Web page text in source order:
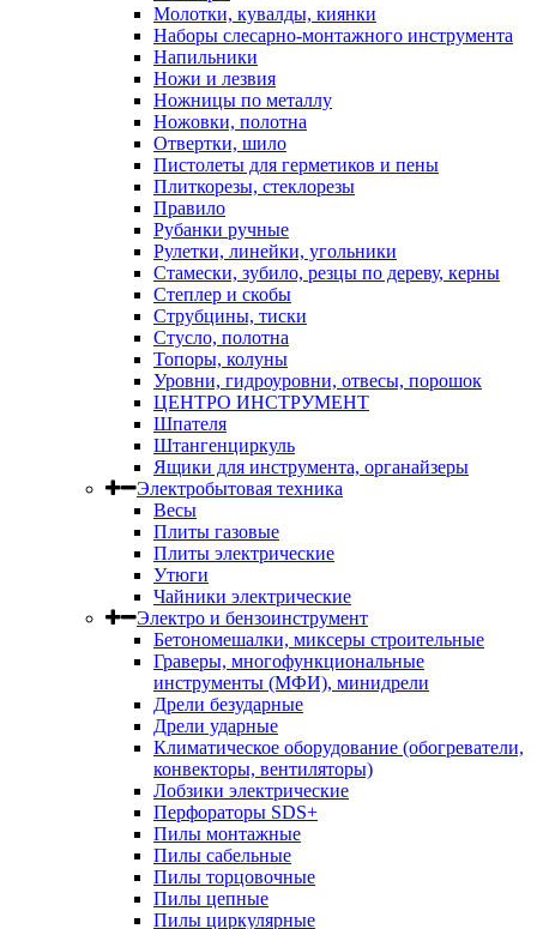
Молотки, кувалды, киянки
Наборы слесарно-монтажного инструмента
Напильники
Ножи и лезвия
Ножницы по металлу
Ножовки, полотна
Отвертки, шило
Пистолеты для герметиков и пены
Плиткорезы, стеклорезы
Правило
Рубанки ручные
Рулетки, линейки, угольники
Стамески, зубило, резцы по дереву, керны
Степлер и скобы
Струбцины, тиски
Стусло, полотна
Топоры, колуны
Уровни, гидроуровни, отвесы, порошок
ЦЕНТРО ИНСТРУМЕНТ
Шпателя
Штангенциркуль
Ящики для инструмента, органайзеры
Электробытовая техника
Весы
Плиты газовые
Плиты электрические
Утюги
Чайники электрические
Электро и бензоинструмент
Бетономешалки, миксеры строительные
Граверы, многофункциональные
инструменты (МФИ), минидрели
Дрели безударные
Дрели ударные
Климатическое оборудование (обогреватели,
конвекторы, вентиляторы)
Лобзики электрические
Перфораторы SDS+
Пилы монтажные
Пилы сабельные
Пилы торцовочные
Пилы цепные
Пилы циркулярные